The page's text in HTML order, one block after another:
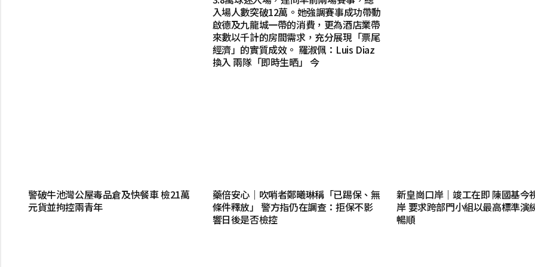
入場人數突破12萬。她強調賽事成功帶動
啟德及九龍城一帶的消費，更為酒店業帶
來數以千計的房間需求，充分展現「票尾
經濟」的實質成效。 羅淑佩：Luis Diaz
換入 兩隊「即時生晒」 今
警破牛池灣公屋毒品倉及快餐車 檢21萬
元貨並拘控兩青年
藥倍安心｜吹哨者鄭曦琳稱「已踢保、無
條件釋放」 警方指仍在調查：拒保不影
響日後是否檢控
新皇崗口岸｜竣工在即 陳國基今
岸 要求跨部門小組以最高標準演
暢順